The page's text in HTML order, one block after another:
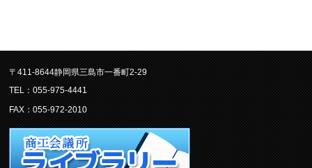
〒411-8644静岡県三島市一番町2-29
TEL：055-975-4441
FAX：055-972-2010